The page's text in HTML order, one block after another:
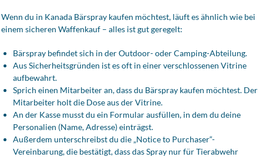
Wenn du in Kanada Bärspray kaufen möchtest, läuft es ähnlich wie bei
einem sicheren Waffenkauf – alles ist gut geregelt:
Bärspray befindet sich in der Outdoor- oder Camping-Abteilung.
Aus Sicherheitsgründen ist es oft in einer verschlossenen Vitrine
aufbewahrt.
Sprich einen Mitarbeiter an, dass du Bärspray kaufen möchtest. Der
Mitarbeiter holt die Dose aus der Vitrine.
An der Kasse musst du ein Formular ausfüllen, in dem du deine
Personalien (Name, Adresse) einträgst.
Außerdem unterschreibst du die „Notice to Purchaser“-
Vereinbarung, die bestätigt, dass das Spray nur für Tierabwehr